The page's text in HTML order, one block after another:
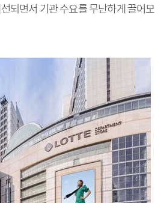
되면서 기관 수요를 무난하게 끌어모